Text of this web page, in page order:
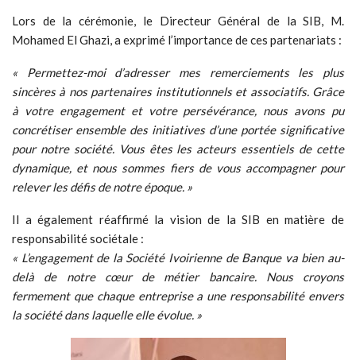
Lors de la cérémonie, le Directeur Général de la SIB, M.
Mohamed El Ghazi, a exprimé l’importance de ces partenariats :
« Permettez-moi d’adresser mes remerciements les plus
sincères à nos partenaires institutionnels et associatifs. Grâce
à votre engagement et votre persévérance, nous avons pu
concrétiser ensemble des initiatives d’une portée significative
pour notre société. Vous êtes les acteurs essentiels de cette
dynamique, et nous sommes fiers de vous accompagner pour
relever les défis de notre époque. »
Il a également réaffirmé la vision de la SIB en matière de
responsabilité sociétale :
« L’engagement de la Société Ivoirienne de Banque va bien au-
delà de notre cœur de métier bancaire. Nous croyons
fermement que chaque entreprise a une responsabilité envers
la société dans laquelle elle évolue. »